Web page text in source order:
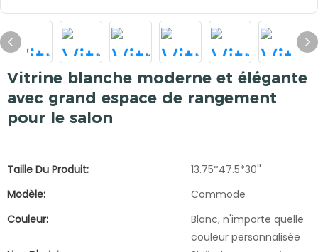
Vitrine blanche moderne et élégante
avec grand espace de rangement
pour le salon
Taille Du Produit:
13.75*47.5*30''
Modèle:
Commode
Couleur:
Blanc, n'importe quelle
couleur personnalisée